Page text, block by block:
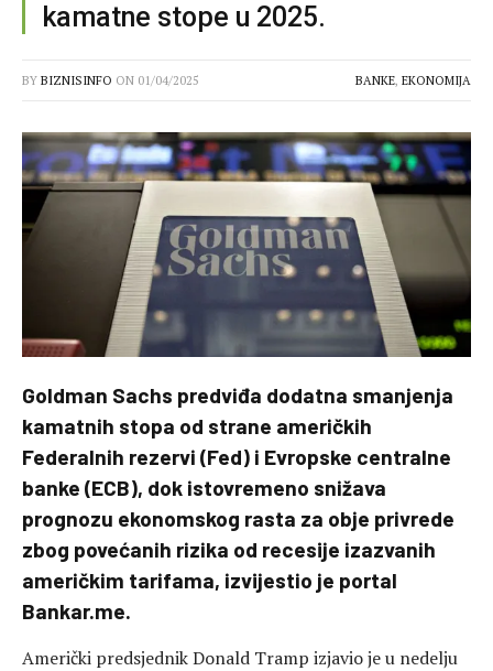
kamatne stope u 2025.
BY BIZNISINFO ON 01/04/2025 BANKE, EKONOMIJA
Goldman Sachs predviđa dodatna smanjenja
kamatnih stopa od strane američkih
Federalnih rezervi (Fed) i Evropske centralne
banke (ECB), dok istovremeno snižava
prognozu ekonomskog rasta za obje privrede
zbog povećanih rizika od recesije izazvanih
američkim tarifama, izvijestio je portal
Bankar.me.
Američki predsjednik Donald Tramp izjavio je u nedelju